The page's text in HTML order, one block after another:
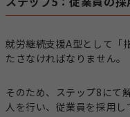
就労継続支援A型として「
たさなければなりません。
そのため、ステップ8にて
人を行い、従業員を採用し